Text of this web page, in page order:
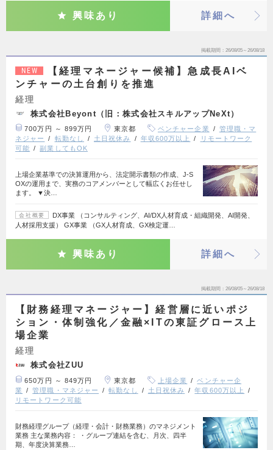
興味あり 詳細へ
掲載期間 26/08/05～26/08/18
NEW
【経理マネージャー候補】急成長AIベ
ンチャーの土台創りを推進
経理
株式会社Beyont（旧：株式会社スキルアップNeXt）
700万円 ～ 899万円 東京都 ベンチャー企業
管理職・マ
ネジャー
転勤なし 土日祝休み 年収600万以上
リモートワーク
可能
副業してもOK
上場企業基準での決算運用から、法定開示書類の作成、J-S
OXの運用まで、実務のコアメンバーとして幅広くお任せし
ます。 ▼決…
会社概要
DX事業 （コンサルティング、AI/DX人材育成・組織開発、AI開発、
人材採用支援） GX事業 （GX人材育成、GX検定運…
興味あり 詳細へ
掲載期間 26/08/05～26/08/18
【財務経理マネージャー】経営層に近いポジ
ション・体制強化／金融×ITの東証グロース上
場企業
経理
株式会社ZUU
650万円 ～ 849万円 東京都 上場企業
ベンチャー企
業
管理職・マネジャー 転勤なし 土日祝休み
年収600万以上
リモートワーク可能
財務経理グループ（経理・会計・財務業務）のマネジメント
業務 主な業務内容： ・グループ連結を含む、月次、四半
期、年度決算業務…